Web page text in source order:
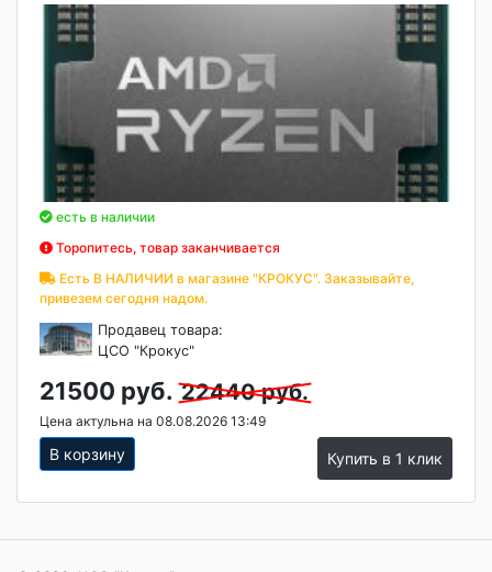
есть в наличии
Торопитесь, товар заканчивается
Есть В НАЛИЧИИ в магазине "КРОКУС". Заказывайте,
привезем сегодня надом.
Продавец товара:
ЦСО "Крокус"
21500 руб. 22440 руб.
Цена актульна на 08.08.2026 13:49
В корзину Купить в 1 клик